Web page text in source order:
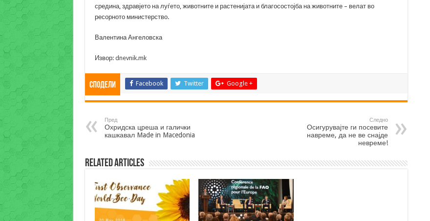
средина, здравјето на луѓето, животните и растенијата и благосостојба на животните – велат во
ресорното министерство.
Валентина Ангеловска
Извор: dnevnik.mk
Сподели Facebook Twitter Google +
Пред
Охридска цреша и галички
кашкавал Made in Macedonia
Следно
Осигурувајте ги посевите
навреме, да не ве снајде
невреме!
Related Articles